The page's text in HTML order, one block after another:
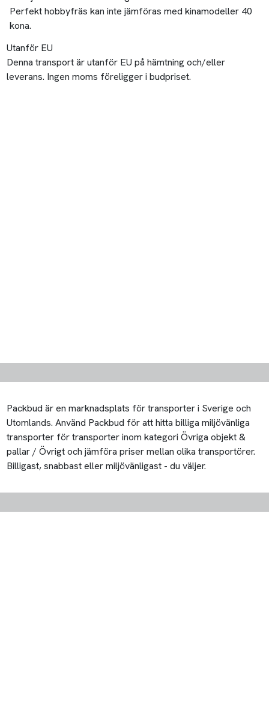
Perfekt hobbyfräs kan inte jämföras med kinamodeller 40
kona.
Utanför EU
Denna transport är utanför EU på hämtning och/eller
leverans. Ingen moms föreligger i budpriset.
Packbud är en marknadsplats för transporter i Sverige och
Utomlands. Använd Packbud för att hitta billiga miljövänliga
transporter för transporter inom kategori Övriga objekt &
pallar / Övrigt och jämföra priser mellan olika transportörer.
Billigast, snabbast eller miljövänligast - du väljer.